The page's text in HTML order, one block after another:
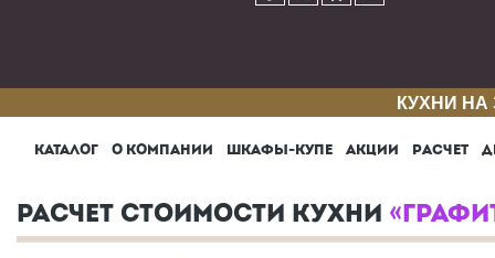
КУХНИ
КАТАЛОГ О КОМПАНИИ ШКАФЫ-КУПЕ АКЦИИ РАСЧЕТ
РАСЧЕТ СТОИМОСТИ КУХНИ